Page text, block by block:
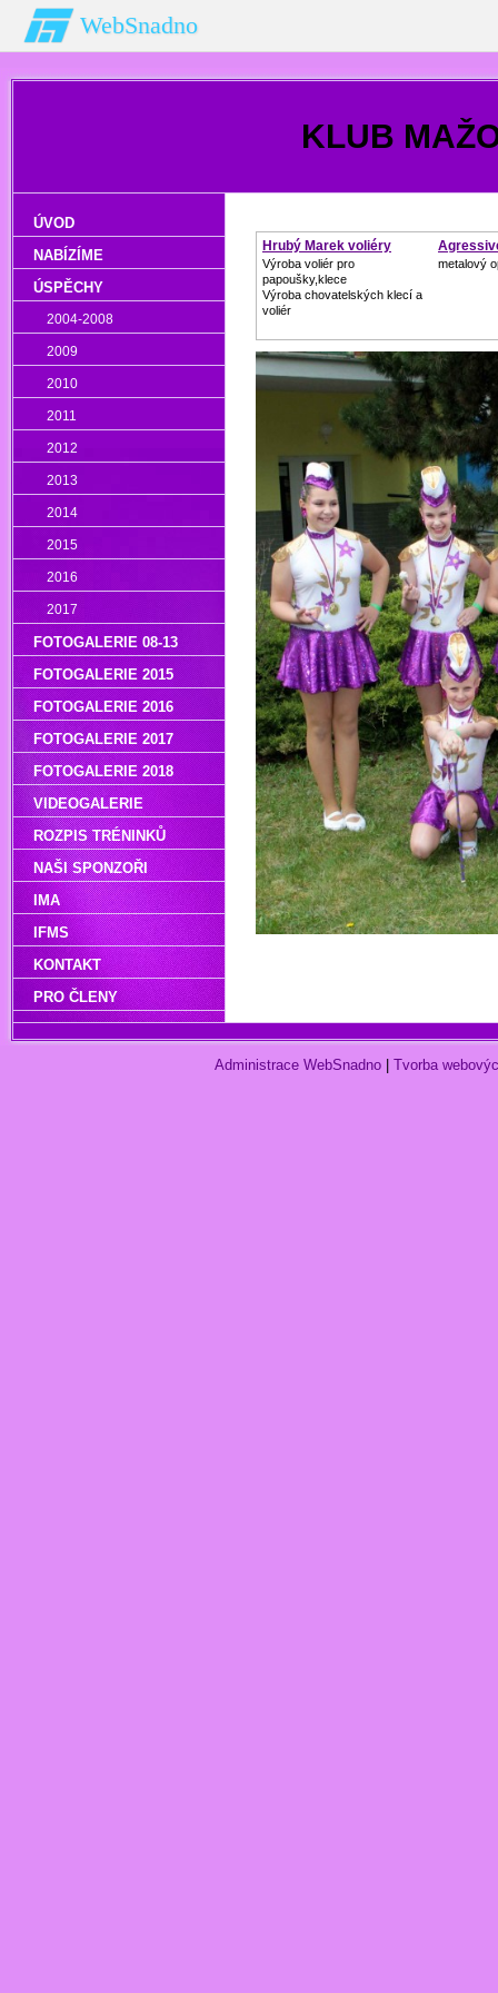
WebSnadno
KLUB
Hrubý Marek voliéry
Výroba voliér pro
papoušky,klece
Výroba chovatelských klecí a
voliér
metalový
ÚVOD
NABÍZÍME
ÚSPĚCHY
2004-2008
2009
2010
2011
2012
2013
2014
2015
2016
2017
FOTOGALERIE 08-13
FOTOGALERIE 2015
FOTOGALERIE 2016
FOTOGALERIE 2017
FOTOGALERIE 2018
VIDEOGALERIE
ROZPIS TRÉNINKŮ
NAŠI SPONZOŘI
IMA
IFMS
KONTAKT
PRO ČLENY
Administrace WebSnadno Tvorba